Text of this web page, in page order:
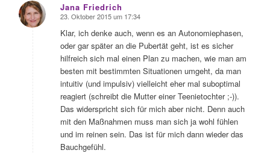
Jana Friedrich
sagte:
23. Oktober 2015 um 17:34
Klar, ich denke auch, wenn es an Autonomiephasen,
oder gar später an die Pubertät geht, ist es sicher
hilfreich sich mal einen Plan zu machen, wie man am
besten mit bestimmten Situationen umgeht, da man
intuitiv (und impulsiv) vielleicht eher mal suboptimal
reagiert (schreibt die Mutter einer Teenietochter ;-)).
Das widerspricht sich für mich aber nicht. Denn auch
mit den Maßnahmen muss man sich ja wohl fühlen
und im reinen sein. Das ist für mich dann wieder das
Bauchgefühl.